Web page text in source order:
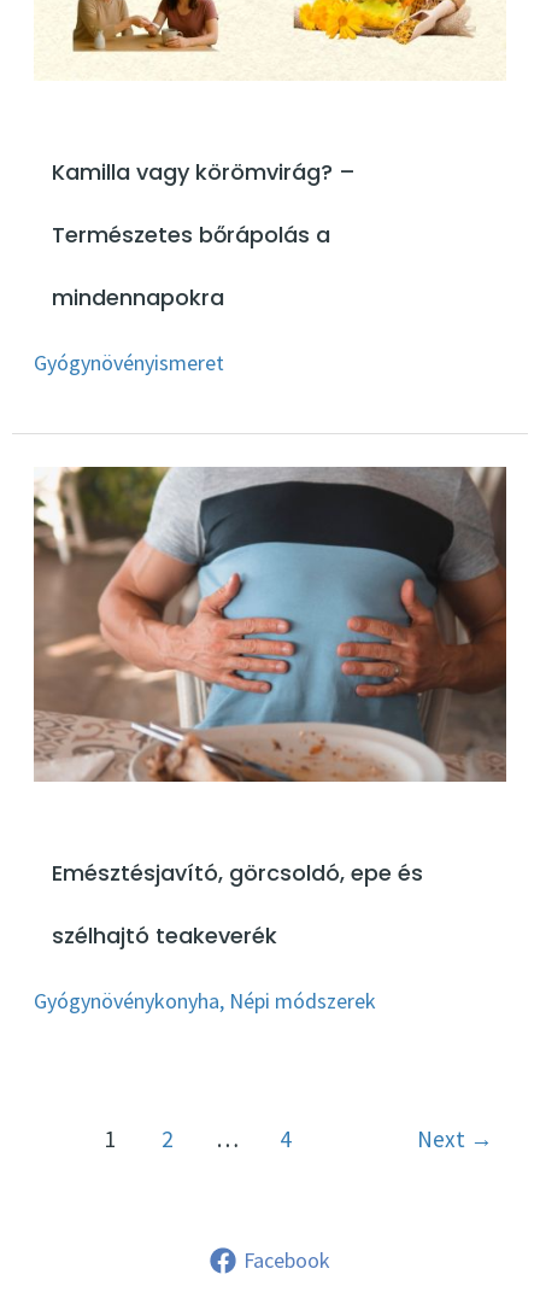
Kamilla vagy körömvirág? –
Természetes bőrápolás a
mindennapokra
Gyógynövényismeret
Emésztésjavító, görcsoldó, epe és
szélhajtó teakeverék
Gyógynövénykonyha, Népi módszerek
1 2 … 4 Next →
Facebook